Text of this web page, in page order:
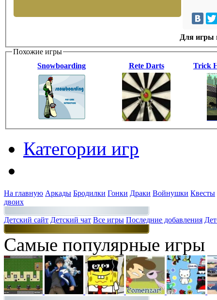
Для игры
Похожие игры
Snowboarding
Rete Darts Trick
Категории игр
На главную Аркады Бродилки Гонки Драки Войнушки Квесты
двоих
Детский сайт Детский чат Все игры Последние добавления
Самые популярные игры